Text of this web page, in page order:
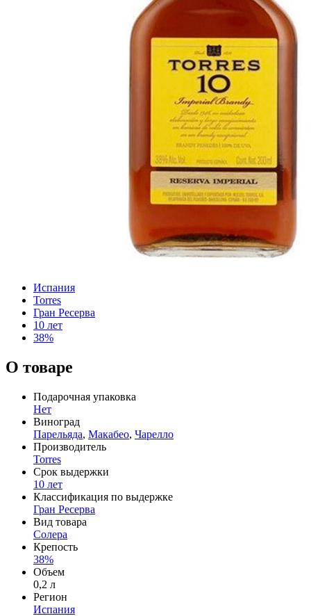
Испания
Torres
Гран Ресерва
10 лет
38%
О товаре
Подарочная упаковка
Нет
Виноград
Парельяда, Макабео, Чарелло
Производитель
Torres
Срок выдержки
10 лет
Классификация по выдержке
Гран Ресерва
Вид товара
Солера
Крепость
38%
Объем
0,2 л
Регион
Испания